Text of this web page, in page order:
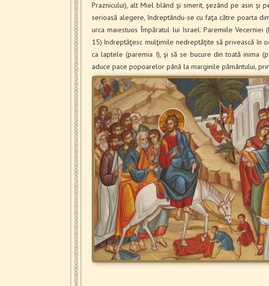
Praznicului), alt Miel blând şi smerit, şezând pe asin şi
serioasă alegere, îndreptându-se cu faţa către poarta
urca maiestuos Împăratul lui Israel. Paremiile
15) îndreptăţesc mulţimile nedreptăţite să privească în
ca laptele (paremia I), şi să se bucure din toată inima
aduce pace popoarelor până la marginile pământului,